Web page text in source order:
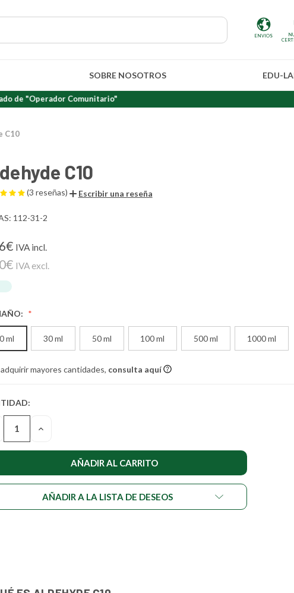
ENVIOS
SOBRE NOSOTROS EDU-
Comunitario"
C10
C10
(3 reseñas) Escribir una reseña
112-31-2
IVA incl.
IVA excl.
ml 30 ml 50 ml 100 ml 500 ml 1000 ml
adquirir mayores cantidades, consulta aquí
DE
AUMENTAR
DE
UNDEFINED
AÑADIR A LA LISTA DE DESEOS